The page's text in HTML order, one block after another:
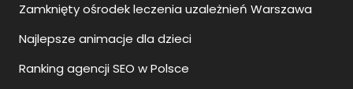
Zamknięty ośrodek leczenia uzależnień Warszawa
Najlepsze animacje dla dzieci
Ranking agencji SEO w Polsce